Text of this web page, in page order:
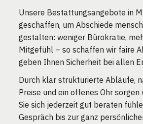
Unsere Bestattungsangebote in
geschaffen, um Abschiede
gestalten: weniger Bürokratie,
Mitgefühl – so schaffen wir faire
geben Ihnen Sicherheit bei allen
Durch klar strukturierte Abläufe,
Preise und ein offenes Ohr sorgen
Sie sich jederzeit gut beraten
Gespräch bis zur ganz